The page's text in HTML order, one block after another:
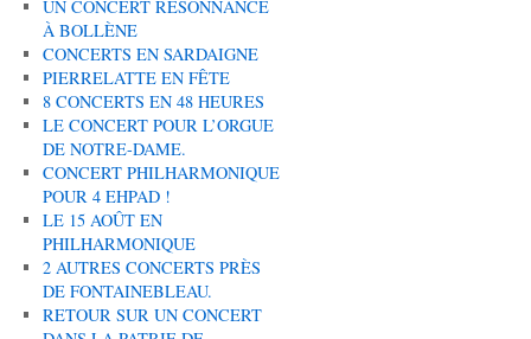
UN CONCERT RÉSONNANCE
À BOLLÈNE
CONCERTS EN SARDAIGNE
PIERRELATTE EN FÊTE
8 CONCERTS EN 48 HEURES
LE CONCERT POUR L’ORGUE
DE NOTRE-DAME.
CONCERT PHILHARMONIQUE
POUR 4 EHPAD !
LE 15 AOÛT EN
PHILHARMONIQUE
2 AUTRES CONCERTS PRÈS
DE FONTAINEBLEAU.
RETOUR SUR UN CONCERT